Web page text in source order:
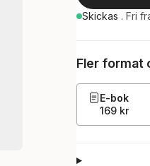
Skickas . Fri
Fler format
E-bok
169 kr